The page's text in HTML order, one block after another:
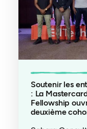
Soutenir les
: La
Fellowship
deuxième